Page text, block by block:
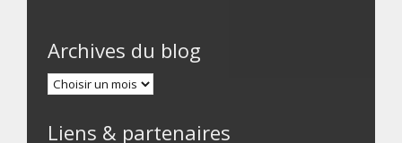
Archives du blog
Liens & partenaires